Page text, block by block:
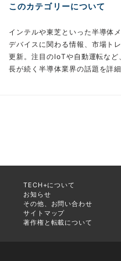
このカテゴリーについて
インテルや東芝といった半導体
デバイスに関わる情報、市場ト
更新。注目のIoTや自動運転な
長が続く半導体業界の話題を詳
TECH+について
お知らせ
その他、お問い合わせ
サイトマップ
著作権と転載について